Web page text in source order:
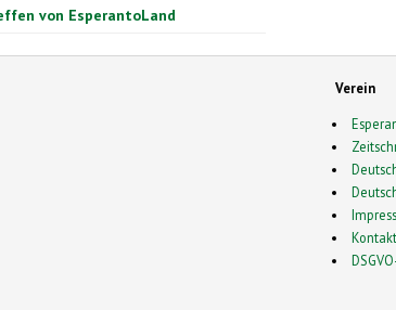
von EsperantoLand
Verein